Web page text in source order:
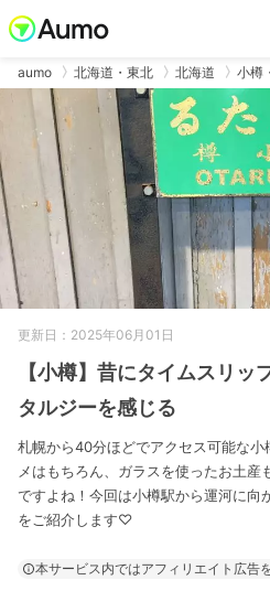
aumo 北海道・東北 北海道 小樽
更新日：2025年06月01日
【小樽】昔にタイムスリッ
タルジーを感じる
札幌から40分ほどでアクセス可能な
メはもちろん、ガラスを使ったお土産
ですよね！今回は小樽駅から運河に向
をご紹介します♡
本サービス内ではアフィリエイト広告